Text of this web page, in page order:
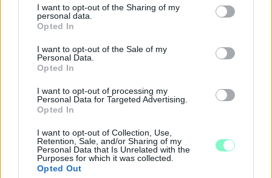
not limited to your visit or usage behaviour. You may click to
grant or deny consent to Google and its third-party tags to
use your data for below specified purposes in below Google
consent section.
I want to opt-out of the Sharing of my
personal data.
Opted In
I want to opt-out of the Sale of my
Personal Data.
Opted In
I want to opt-out of processing my
Personal Data for Targeted Advertising.
Opted In
I want to opt-out of Collection, Use,
Retention, Sale, and/or Sharing of my
Personal Data that Is Unrelated with the
Purposes for which it was collected.
Opted Out
A külgazdasági és külügyminiszter szerint sok dolgok lesz az
újonnan végzett kollégáknak.
NÉPSZAVAZÁST KEZDEMÉNYEZ KARÁCSONY
GERGELY FUDAN ÉS A MAGÁNOSÍTÁSRA
KERÜLŐ AUTÓPÁLYÁK ÜGYÉBEN
Budapest főpolgármestere kihasználta, hogy újra lehet
népszavazást kezdeményezni.
GULYÁS GERGELY: A KORMÁNY TÁMOGATJA,
HOGY A BUDAPESTIEK 2023-BAN
NÉPSZAVAZÁSON DÖNTHESSENEK A FUDAN
EGYETEMRŐL
2021. június. 06. 20:46